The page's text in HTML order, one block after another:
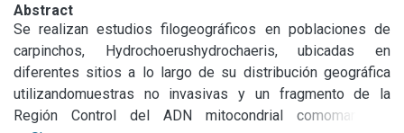
Abstract
Se realizan estudios filogeográficos en poblaciones de
carpinchos, Hydrochoerushydrochaeris, ubicadas en
diferentes sitios a lo largo de su distribución geográfica
utilizandomuestras no invasivas y un fragmento de la
Región Control del ADN mitocondrial comomarcador